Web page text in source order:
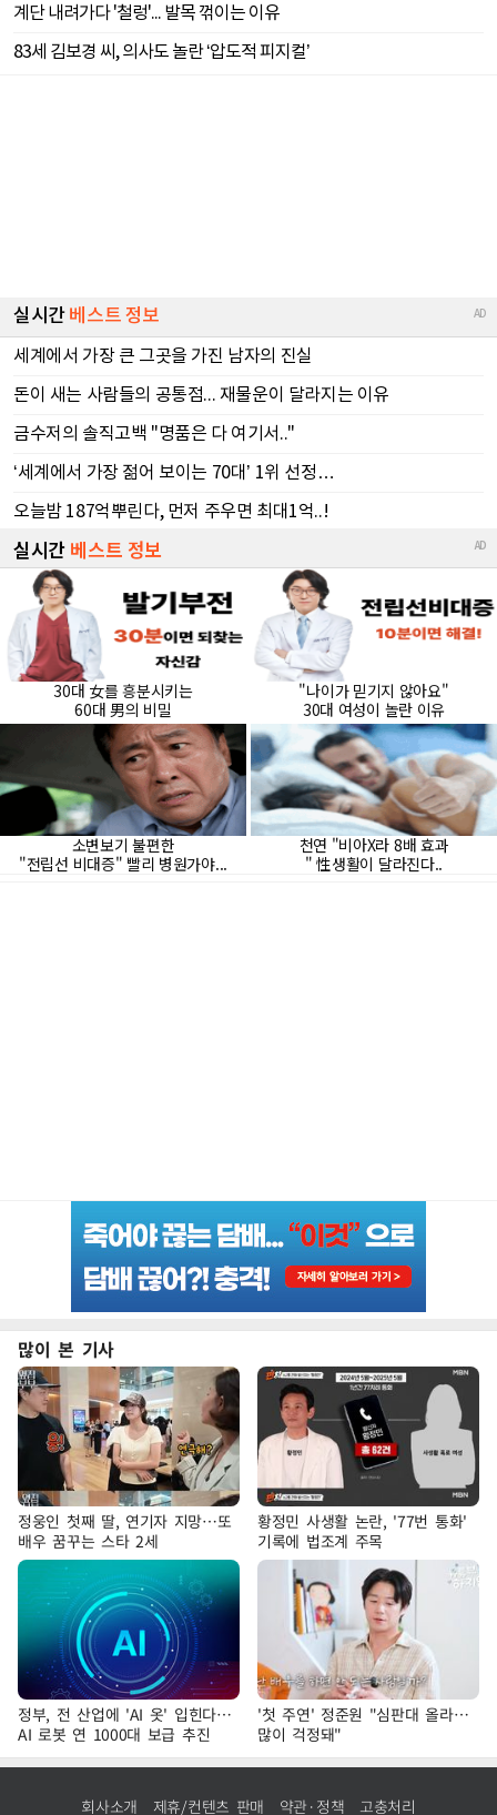
많이 본 기사
정웅인 첫째 딸, 연기자 지망…또
배우 꿈꾸는 스타 2세
황정민 사생활 논란, '77번 통화'
기록에 법조계 주목
정부, 전 산업에 'AI 옷' 입힌다…
AI 로봇 연 1000대 보급 추진
'첫 주연' 정준원 "심판대 올라…
많이 걱정돼"
회사소개 제휴/컨텐츠 판매 약관·정책 고충처리